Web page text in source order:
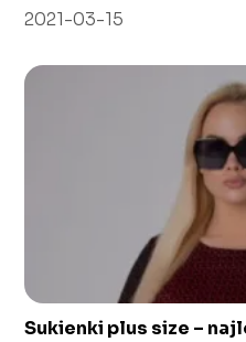
2021-03-15
Sukienki plus size –